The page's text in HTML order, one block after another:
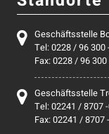
Geschäftsstelle
Tel: 0228 / 96 300
Fax: 0228 / 96
Geschäftsstelle
Tel: 02241 / 8707
Fax: 02241 / 8707